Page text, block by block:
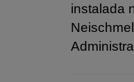
instalada